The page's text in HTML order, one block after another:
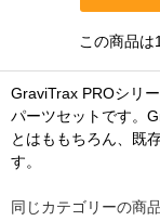
この商品は
GraviTrax PROシリ
パーツセットです。
とはももちろん、既
す。
同じカテゴリーの商